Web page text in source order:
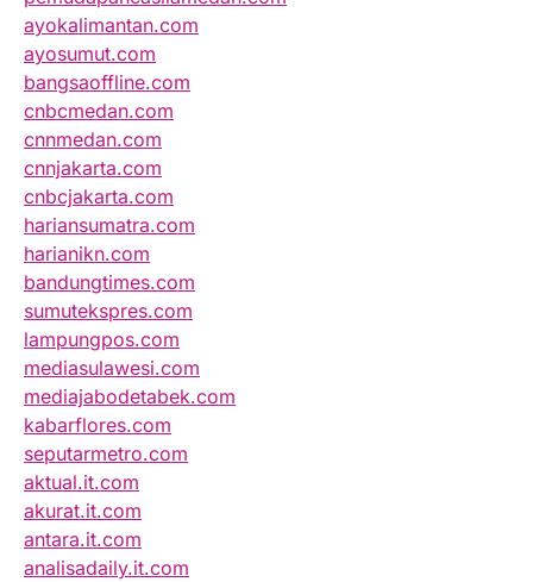
ayokalimantan.com
ayosumut.com
bangsaoffline.com
cnbcmedan.com
cnnmedan.com
cnnjakarta.com
cnbcjakarta.com
hariansumatra.com
harianikn.com
bandungtimes.com
sumutekspres.com
lampungpos.com
mediasulawesi.com
mediajabodetabek.com
kabarflores.com
seputarmetro.com
aktual.it.com
akurat.it.com
antara.it.com
analisadaily.it.com